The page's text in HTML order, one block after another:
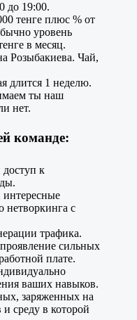
до 19:00.
тенге плюс % от
уровень
в месяц.
Розыбакиева. Чай,
длится 1 неделю.
ты наш
нет.
команде:
к
нетворкинга с
трафика.
сильных
плате.
ваших навыков.
заряженных на
среду в которой